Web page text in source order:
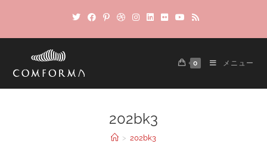
0 メニュー
202bk3
> 202bk3